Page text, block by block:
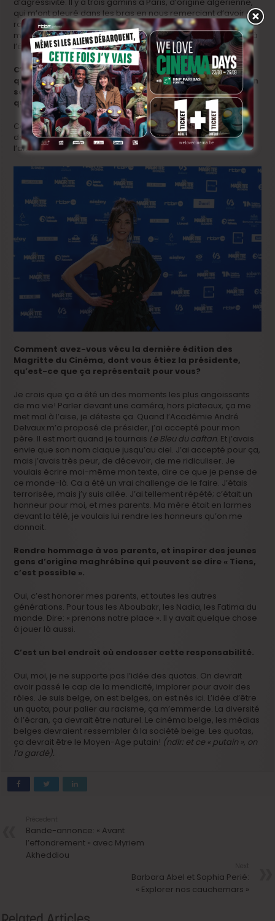
qui m’ont pleuré dans les bras en nous remerciant d’avoir
raconté cette histoire. On ne va pas forcément changer le
monde en tant qu’artistes, mais on peut mettre notre pierre à
l’édifice.
C’est l’un des grands défis du film, trouver l’équilibre
qui permettre de raconter cette histoire, en faisant en
sorte qu’elle soit audible par le plus grand nombre, et
quelle puisse ouvrir de portes.
Ce n’est pas un film qui juge, c’est un film qui décrit, sans
donner de leçons. C’est fait avec délicatesse. Et ça transpire
l’amour.
Comment avez-vous vécu la dernière édition des
Magritte du Cinéma, dont vous étiez la présidente,
qu’est-ce que ça représentait pour vous?
Je crois que ça a été un des moments les plus angoissants
de ma vie! Parler devant une caméra, hors plateaux, ça me
met mal à l’aise, je déteste ça. Quand l’Académie André
Delvaux m’a proposé de présider, j’ai accepté pour mon
père. Il est mort quand je tournais Le Bleu du caftan. Et j’avais
envie que son nom claque jusqu’au ciel. J’ai accepté pour ça,
mais j’avais très peur, de décevoir, de me ridiculiser. Je
voulais écrire moi-même mon texte, dire ce que je pense de
ce monde-là. Ca a été un vrai challenge de le faire. J’étais
terrorisée, mais j’y suis allée. J’ai tellement répété; c’était un
honneur pour moi, et mes parents. Ma mère était en larmes
devant la télé, je voulais lui rendre les honneurs qu’on me
donnait.
Rendre hommage à vos parents, et inspirer des jeunes
gens d’origine maghrébine qui peuvent se dire « Tiens,
c’est possible ».
Oui, c’est honorer mes parents, et toutes les autres
générations. Pour tous les Aboubakr, les Nadia, les Fatima du
monde. Dire: « prenons notre place ». Il y avait quelque chose
à jouer là aussi.
C’est un bel endroit où endosser cette responsabilité.
Oui, moi, je ne supporte pas l’idée des quotas. On devrait
avoir passé le cap de la mendicité, implorer pour avoir des
rôles. Je suis belge, on est belges, on est nés ici. L’idée d’être
un quota, pour palier au racisme, ça m’emmerde. La diversité
à l’écran, ça devrait être naturel. Le cinéma belge, les médias
belges devraient ressembler à la société belge. Les quotas,
ça devrait être le Moyen-Age putain! (ndlr: et ce « putain », on
l’a gardé).
Bande-annonce: « Avant
l’effondrement » avec Myriem
Akheddiou
Barbara Abel et Sophia Perié:
« Explorer nos cauchemars »